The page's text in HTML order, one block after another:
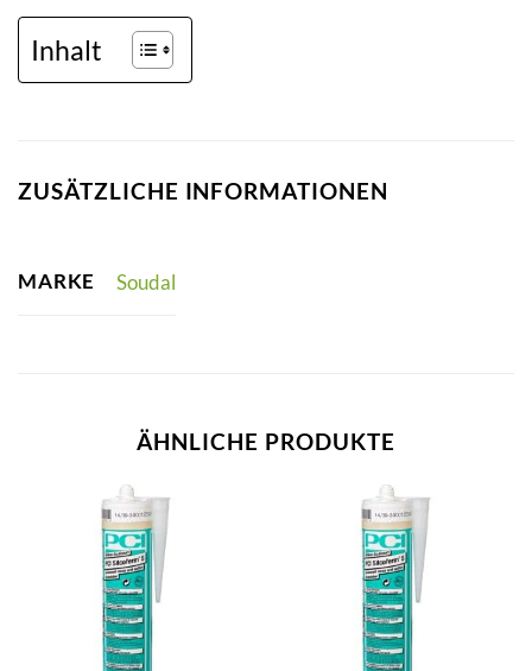
Inhalt
ZUSÄTZLICHE INFORMATIONEN
MARKE Soudal
ÄHNLICHE PRODUKTE